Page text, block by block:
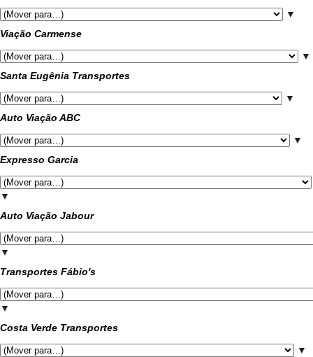
▼
Viação Carmense
▼
Santa Eugênia Transportes
▼
Auto Viação ABC
▼
Expresso Garcia
▼
Auto Viação Jabour
▼
Transportes Fábio's
▼
Costa Verde Transportes
▼